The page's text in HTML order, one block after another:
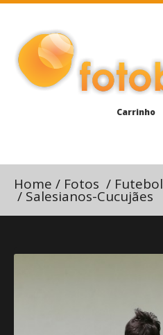
Carrinho
Home / Fotos / Futebol
/ Salesianos-Cucujães